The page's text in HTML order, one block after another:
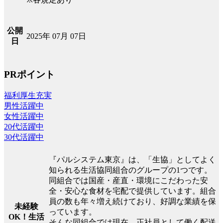
公開
日
2025年 07月 07日
PRポイント
福利厚生充実
男性活躍中
女性活躍中
20代活躍中
30代活躍中
未経験
OK！生活
『パルシステム東京』は、「生協」としてよく
知られる生活協同組合のグループの1つです。
同組合では国産・産直・環境にこだわった安
全・安心な食材を宅配で提供しています。組合
員の数も年々増え続けており、好調な業績を保
っています。